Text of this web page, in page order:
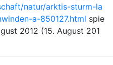
natur/arktis-sturm-la
a-850127.html spie
2012 (15. August 201